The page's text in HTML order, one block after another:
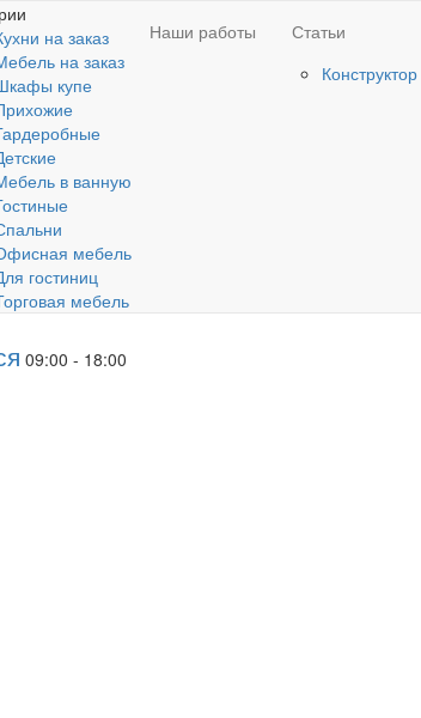
на заказ
на заказ
купе
в ванную
мебель
гостиниц
мебель
Наши работы
Статьи
Конструктор
09:00 - 18:00